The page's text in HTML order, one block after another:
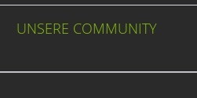
UNSERE COMMUNITY